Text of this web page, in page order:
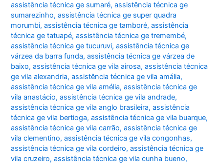
assistência técnica ge sumaré,assistência técnica ge
sumarezinho,assistência técnica ge super quadra
morumbi,assistência técnica ge tamboré,assistência
técnica ge tatuapé,assistência técnica ge tremembé,
assistência técnica ge tucuruvi,assistência técnica ge
várzea da barra funda,assistência técnica ge várzea de
baixo,assistência técnica ge vila airosa,assistência técnica
ge vila alexandria,assistência técnica ge vila amália,
assistência técnica ge vila amélia,assistência técnica ge
vila anastácio,assistência técnica ge vila andrade,
assistência técnica ge vila anglo brasileira,assistência
técnica ge vila bertioga,assistência técnica ge vila buarque,
assistência técnica ge vila carrão,assistência técnica ge
vila clementino,assistência técnica ge vila congonhas,
assistência técnica ge vila cordeiro,assistência técnica ge
vila cruzeiro,assistência técnica ge vila cunha bueno,